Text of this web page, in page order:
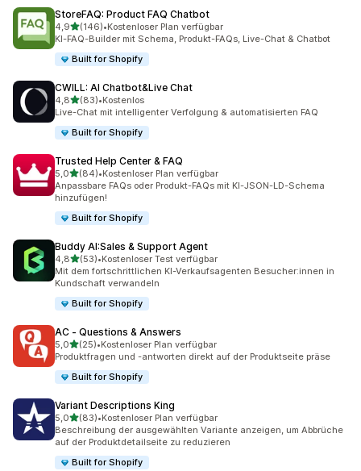
StoreFAQ: Product FAQ Chatbot
4,9von 5 Sternen
(146)
146 Rezensionen insgesamt
•Kostenloser Plan verfügbar
KI-FAQ-Builder mit Schema, Produkt-FAQs, Live-Chat & Chatbot
Built for Shopify
CWILL: AI Chatbot&Live Chat
4,8von 5 Sternen
(83)
83 Rezensionen insgesamt
•Kostenlos
Live-Chat mit intelligenter Verfolgung & automatisierten FAQ
Built for Shopify
Trusted Help Center & FAQ
5,0von 5 Sternen
(84)
84 Rezensionen insgesamt
•Kostenloser Plan verfügbar
Anpassbare FAQs oder Produkt-FAQs mit KI-JSON-LD-Schema
hinzufügen!
Built for Shopify
Buddy AI:Sales & Support Agent
4,8von 5 Sternen
(53)
53 Rezensionen insgesamt
•Kostenloser Test verfügbar
Mit dem fortschrittlichen KI-Verkaufsagenten Besucher:innen in
Kundschaft verwandeln
Built for Shopify
AC ‑ Questions & Answers
5,0von 5 Sternen
(25)
25 Rezensionen insgesamt
•Kostenloser Plan verfügbar
Produktfragen und -antworten direkt auf der Produktseite präse
Built for Shopify
Variant Descriptions King
5,0von 5 Sternen
(83)
83 Rezensionen insgesamt
•Kostenloser Plan verfügbar
Beschreibung der ausgewählten Variante anzeigen, um Abbrüche
auf der Produktdetailseite zu reduzieren
Built for Shopify